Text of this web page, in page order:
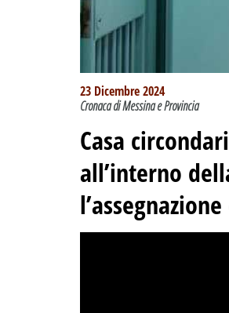
23 Dicembre 2024
Cronaca di Messina e Provincia
Casa
all’interno